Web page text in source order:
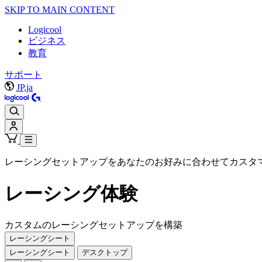
SKIP TO MAIN CONTENT
Logicool
ビジネス
教育
サポート
JP,ja
レーシングセットアップをあなたのお好みに合わせてカスタ
レーシング体験
カスタムのレーシングセットアップを構築
レーシングシート
レーシングシート
デスクトップ